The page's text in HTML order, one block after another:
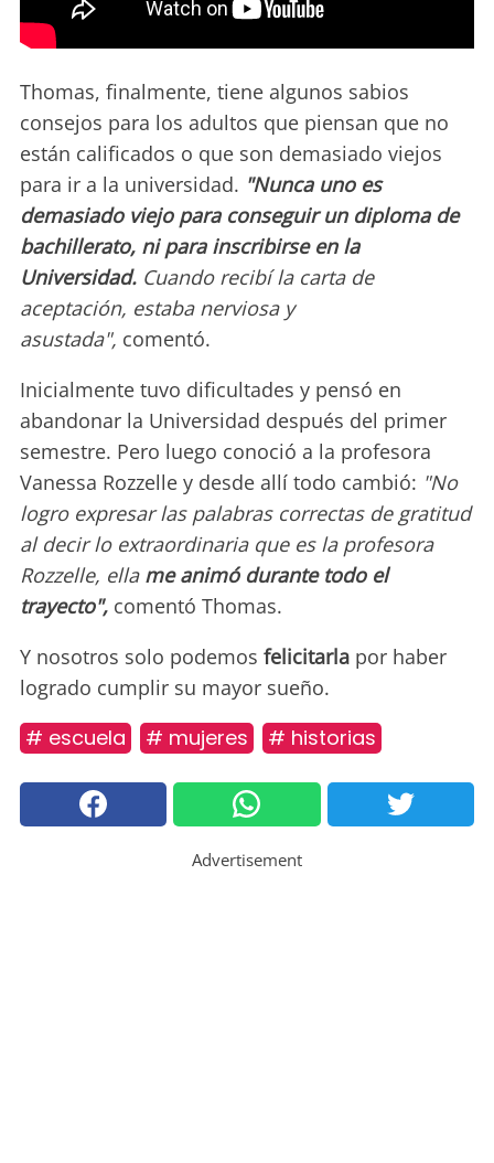
Thomas, finalmente, tiene algunos sabios
consejos para los adultos que piensan que no
están calificados o que son demasiado viejos
para ir a la universidad. "Nunca uno es
demasiado viejo para conseguir un diploma de
bachillerato, ni para inscribirse en la
Universidad. Cuando recibí la carta de
aceptación, estaba nerviosa y
asustada", comentó.
Inicialmente tuvo dificultades y pensó en
abandonar la Universidad después del primer
semestre. Pero luego conoció a la profesora
Vanessa Rozzelle y desde allí todo cambió: "No
logro expresar las palabras correctas de gratitud
al decir lo extraordinaria que es la profesora
Rozzelle, ella me animó durante todo el
trayecto", comentó Thomas.
Y nosotros solo podemos felicitarla por haber
logrado cumplir su mayor sueño.
# escuela # mujeres # historias
Advertisement